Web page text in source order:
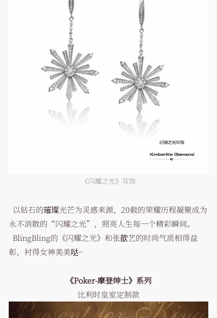
《闪耀之光》耳饰
以钻石的璀璨光芒为灵感来源，20载的荣耀历程凝聚成为
永不消散的“闪耀之光”，照亮人生每一个精彩瞬间。
BlingBling的《闪耀之光》和张歆艺的时尚气质相得益
彰，衬得女神美美哒~
《Poker-摩登绅士》系列
比利时皇室定制款